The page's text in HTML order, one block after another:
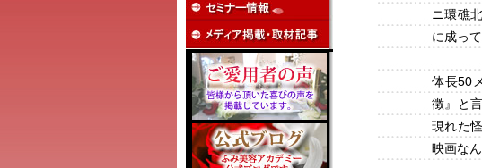
ニ環礁
に成っ
体長50
徴』と
現れた
映画なん